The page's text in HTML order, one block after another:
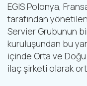
EGIS Polonya,
tarafından
Servier Grubunun
kuruluşundan bu
içinde Orta ve
ilaç şirketi olarak